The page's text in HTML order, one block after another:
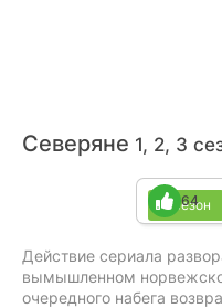
Северяне 1, 2, 3
3 сезон
64
Действие сериала
вымышленном
очередного набега